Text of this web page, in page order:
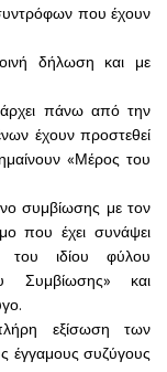
που έχουν
δήλωση και με
πάνω από την
έχουν προστεθεί
«Μέρος του
συμβίωσης με τον
που έχει συνάψει
ιδίου φύλου
Συμβίωσης» και
εξίσωση των
έγγαμους συζύγους